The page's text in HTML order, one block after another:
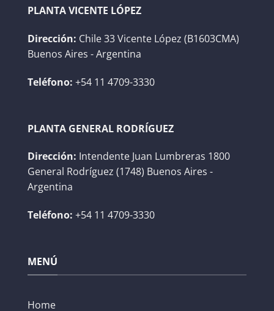
PLANTA VICENTE LÓPEZ
Dirección: Chile 33 Vicente López (B1603CMA)
Buenos Aires - Argentina
Teléfono: +54 11 4709-3330
PLANTA GENERAL RODRÍGUEZ
Dirección: Intendente Juan Lumbreras 1800
General Rodríguez (1748) Buenos Aires -
Argentina
Teléfono: +54 11 4709-3330
MENÚ
Home